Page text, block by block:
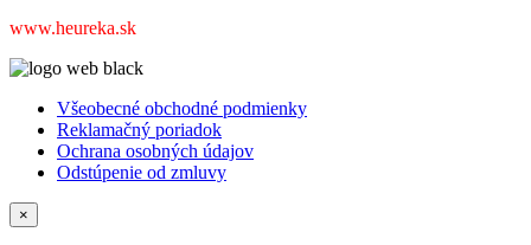
www.heureka.sk
Všeobecné obchodné podmienky
Reklamačný poriadok
Ochrana osobných údajov
Odstúpenie od zmluvy
×